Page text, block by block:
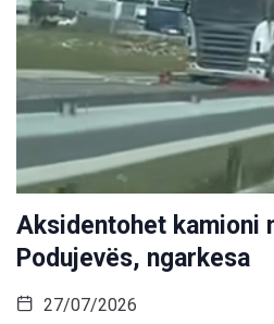
Aksidentohet kamioni
Podujevës, ngarkesa
27/07/2026